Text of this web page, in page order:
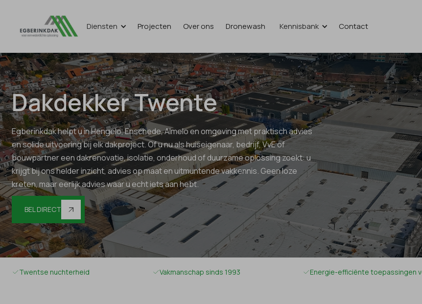
Diensten Projecten Over ons Dronewash Kennisbank Contact
Dakdekker Twente
Egberinkdak helpt u in Hengelo, Enschede, Almelo en omgeving met praktisch advies
en solide uitvoering bij elk dakproject. Of u nu als huiseigenaar, bedrijf, VvE of
bouwpartner een dakrenovatie, isolatie, onderhoud of duurzame oplossing zoekt: u
krijgt bij ons helder inzicht, advies op maat en uitmuntende vakkennis. Geen loze
kreten, maar eerlijk advies waar u echt iets aan hebt.
BEL DIRECT
Twentse nuchterheid Vakmanschap sinds 1993 Energie-efficiënte toepassingen